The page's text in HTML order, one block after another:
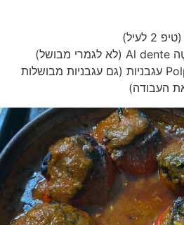
1 קופסת פולפה Polpa עגבניות (גם עגבניות מבושלות
העבודה)